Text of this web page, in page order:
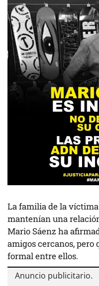
La familia de la
mantenían una
Mario Sáenz ha
amigos cercanos,
formal entre ellos.